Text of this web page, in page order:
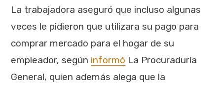
La trabajadora aseguró que incluso algunas
veces le pidieron que utilizara su pago para
comprar mercado para el hogar de su
empleador, según informó La Procuraduría
General, quien además alega que la